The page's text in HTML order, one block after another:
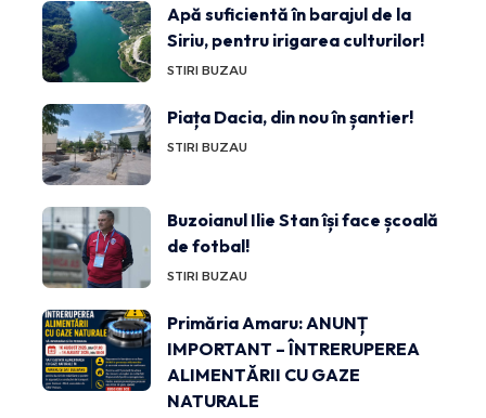
Apă suficientă în barajul de la
Siriu, pentru irigarea culturilor!
STIRI BUZAU
Piața Dacia, din nou în șantier!
STIRI BUZAU
Buzoianul Ilie Stan își face școală
de fotbal!
STIRI BUZAU
Primăria Amaru: ANUNȚ
IMPORTANT – ÎNTRERUPEREA
ALIMENTĂRII CU GAZE
NATURALE